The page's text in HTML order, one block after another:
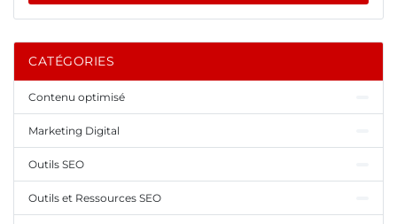
CATÉGORIES
Contenu optimisé
Marketing Digital
Outils SEO
Outils et Ressources SEO